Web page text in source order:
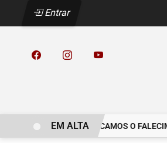
Entrar
COELHO. COMUNICAMOS O
EM ALTA